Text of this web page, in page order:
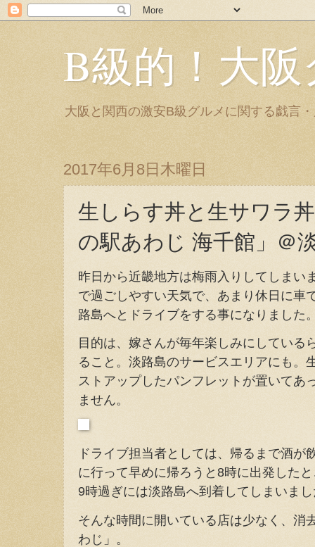
B級的！大
大阪と関西の激安B級グルメに関する戯言
2017年6月8日木曜日
生しらす丼と生サワラ
の駅あわじ 海千館」＠
昨日から近畿地方は梅雨入りしてしまい
で過ごしやすい天気で、あまり休日に車
路島へとドライブをする事になりました
目的は、嫁さんが毎年楽しみにしている
ること。淡路島のサービスエリアにも。
ストアップしたパンフレットが置いてあ
ません。
ドライブ担当者としては、帰るまで酒が
に行って早めに帰ろうと8時に出発した
9時過ぎには淡路島へ到着してしまいま
そんな時間に開いている店は少なく、消
わじ」。